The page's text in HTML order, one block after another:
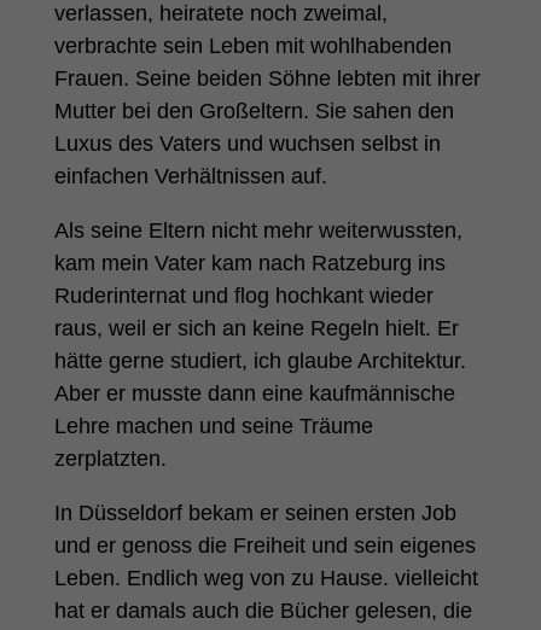
verlassen, heiratete noch zweimal,
verbrachte sein Leben mit wohlhabenden
Frauen. Seine beiden Söhne lebten mit ihrer
Mutter bei den Großeltern. Sie sahen den
Luxus des Vaters und wuchsen selbst in
einfachen Verhältnissen auf.
Als seine Eltern nicht mehr weiterwussten,
kam mein Vater kam nach Ratzeburg ins
Ruderinternat und flog hochkant wieder
raus, weil er sich an keine Regeln hielt. Er
hätte gerne studiert, ich glaube Architektur.
Aber er musste dann eine kaufmännische
Lehre machen und seine Träume
zerplatzten.
In Düsseldorf bekam er seinen ersten Job
und er genoss die Freiheit und sein eigenes
Leben. Endlich weg von zu Hause. vielleicht
hat er damals auch die Bücher gelesen, die